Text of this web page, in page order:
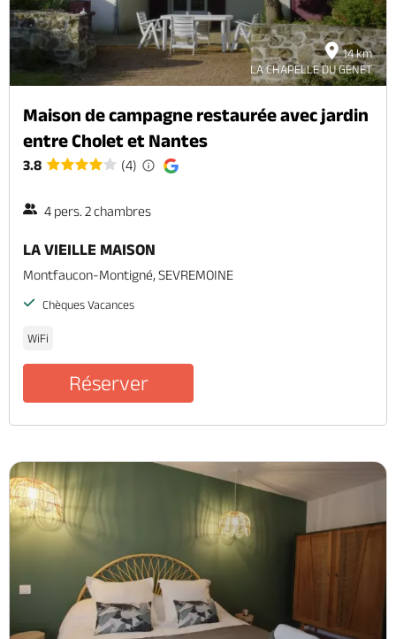
14 km
LA CHAPELLE DU GENET
Maison de campagne restaurée avec jardin
entre Cholet et Nantes
3.8 (4)
4 pers. 2 chambres
LA VIEILLE MAISON
Montfaucon-Montigné, SEVREMOINE
Chèques Vacances
WiFi
Réserver